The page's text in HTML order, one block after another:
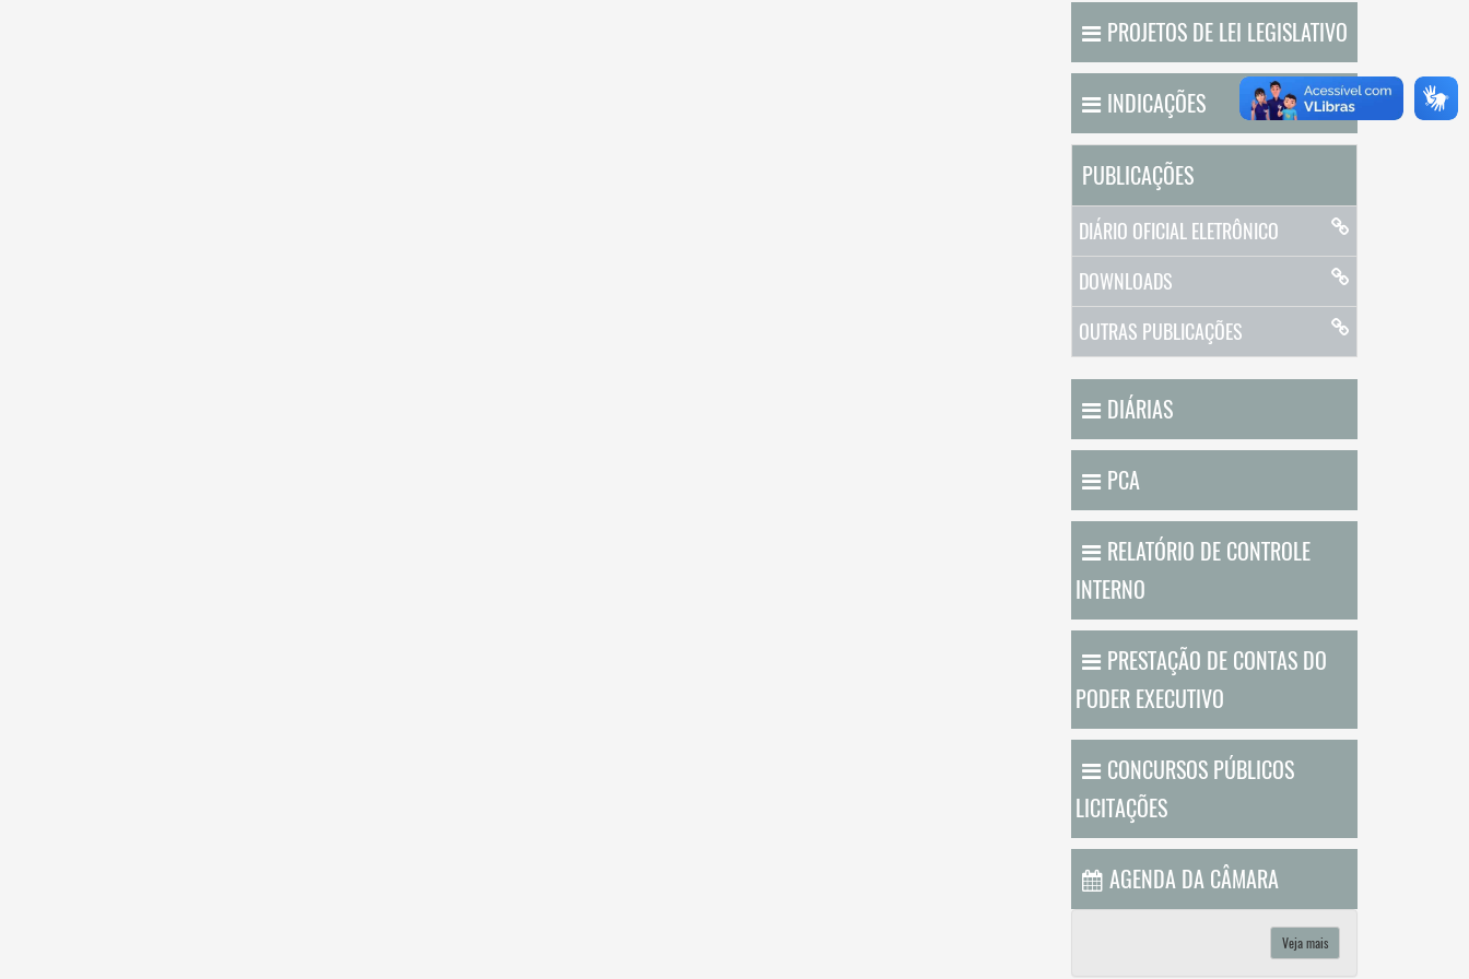
PROJETOS DE LEI LEGISLATIVO
INDICAÇÕES
PUBLICAÇÕES
DIÁRIO OFICIAL ELETRÔNICO
DOWNLOADS
OUTRAS PUBLICAÇÕES
DIÁRIAS
PCA
RELATÓRIO DE CONTROLE
INTERNO
PRESTAÇÃO DE CONTAS DO
PODER EXECUTIVO
CONCURSOS PÚBLICOS
LICITAÇÕES
AGENDA DA CÂMARA
Veja mais